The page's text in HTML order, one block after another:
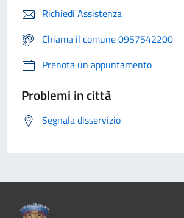
Richiedi Assistenza
Chiama il comune 0957542200
Prenota un appuntamento
Problemi in città
Segnala disservizio